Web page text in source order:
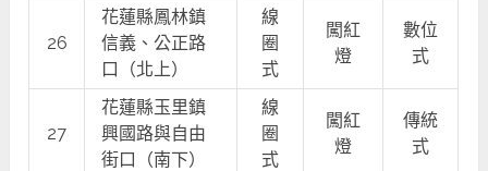
26
花蓮縣鳳林鎮
信義、公正路
口（北上）
線
圈
式
闖紅
燈
數位
式
27
花蓮縣玉里鎮
興國路與自由
街口（南下）
線
圈
式
闖紅
燈
傳統
式